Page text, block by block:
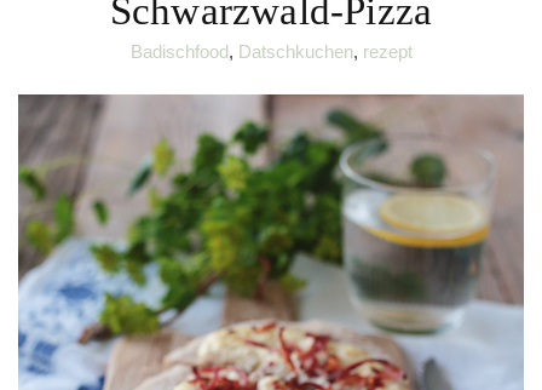
Schwarzwald-Pizza
Badischfood, Datschkuchen, rezept